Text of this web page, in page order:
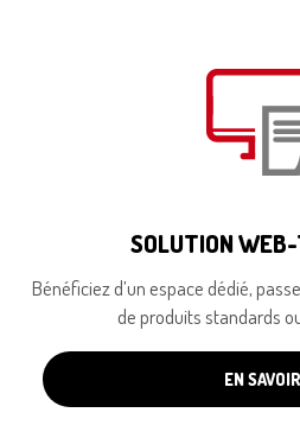
SOLUTION
Bénéficiez d’un espace dédié,
de produits standards
EN